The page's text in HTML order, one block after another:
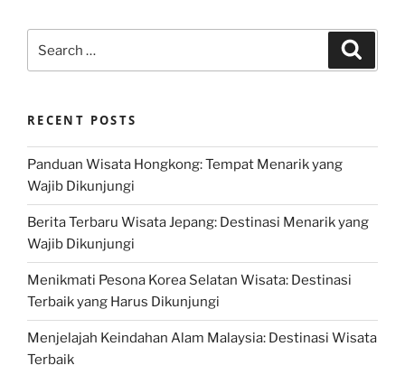
for:
RECENT POSTS
Panduan Wisata Hongkong: Tempat Menarik yang
Wajib Dikunjungi
Berita Terbaru Wisata Jepang: Destinasi Menarik yang
Wajib Dikunjungi
Menikmati Pesona Korea Selatan Wisata: Destinasi
Terbaik yang Harus Dikunjungi
Menjelajah Keindahan Alam Malaysia: Destinasi Wisata
Terbaik